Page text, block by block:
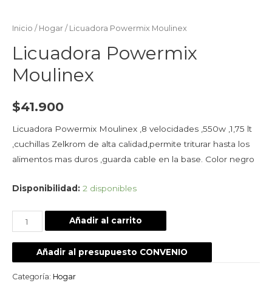
Inicio / Hogar / Licuadora Powermix Moulinex
Licuadora Powermix
Moulinex
$41.900
Licuadora Powermix Moulinex ,8 velocidades ,550w ,1,75 lt
,cuchillas Zelkrom de alta calidad,permite triturar hasta los
alimentos mas duros ,guarda cable en la base. Color negro
Disponibilidad: 2 disponibles
Añadir al carrito
Añadir al presupuesto CONVENIO
Categoría: Hogar